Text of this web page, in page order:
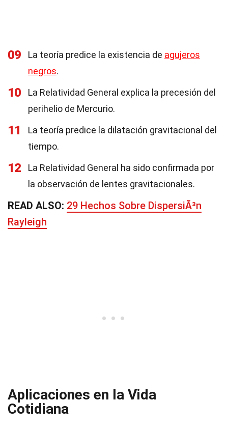
09 La teoría predice la existencia de agujeros
negros.
10
La Relatividad General explica la precesión del
perihelio de Mercurio.
11
La teoría predice la dilatación gravitacional del
tiempo.
12
La Relatividad General ha sido confirmada por
la observación de lentes gravitacionales.
READ ALSO: 29 Hechos Sobre DispersiÃ³n
Rayleigh
Aplicaciones en la Vida
Cotidiana